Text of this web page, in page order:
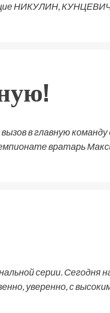
НИКУЛИН,
в главную
вратарь
серии. Сегодня
уверенно, с